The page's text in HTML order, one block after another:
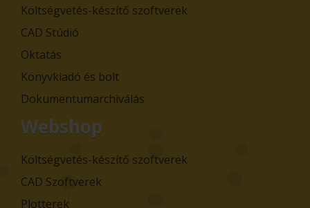
Költségvetés-készítő szoftverek
CAD Stúdió
Oktatás
Könyvkiadó és bolt
Dokumentumarchiválás
Webshop
Költségvetés-készítő szoftverek
CAD Szoftverek
Plotterek